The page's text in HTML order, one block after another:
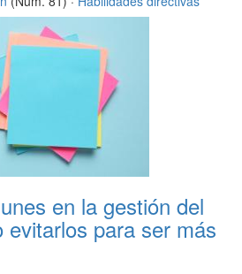
en la gestión del
para ser más